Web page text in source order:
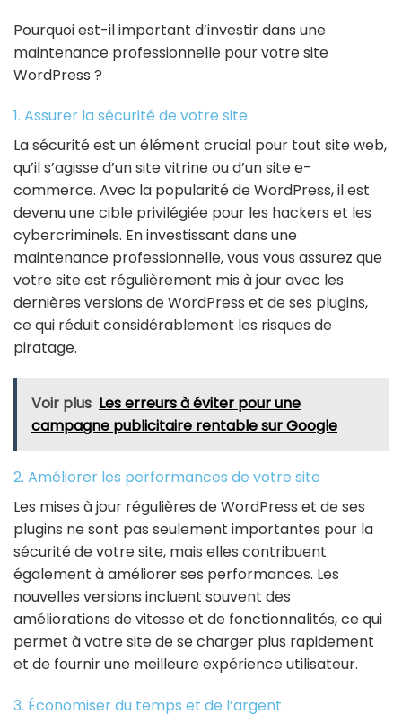
Pourquoi est-il important d’investir dans une
maintenance professionnelle pour votre site
WordPress ?
1. Assurer la sécurité de votre site
La sécurité est un élément crucial pour tout site web,
qu’il s’agisse d’un site vitrine ou d’un site e-
commerce. Avec la popularité de WordPress, il est
devenu une cible privilégiée pour les hackers et les
cybercriminels. En investissant dans une
maintenance professionnelle, vous vous assurez que
votre site est régulièrement mis à jour avec les
dernières versions de WordPress et de ses plugins,
ce qui réduit considérablement les risques de
piratage.
Voir plus Les erreurs à éviter pour une
campagne publicitaire rentable sur Google
2. Améliorer les performances de votre site
Les mises à jour régulières de WordPress et de ses
plugins ne sont pas seulement importantes pour la
sécurité de votre site, mais elles contribuent
également à améliorer ses performances. Les
nouvelles versions incluent souvent des
améliorations de vitesse et de fonctionnalités, ce qui
permet à votre site de se charger plus rapidement
et de fournir une meilleure expérience utilisateur.
3. Économiser du temps et de l’argent